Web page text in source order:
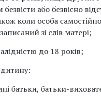
або безвісно
коли особа
зі слів матері;
до 18 років;
дитину:
батьки, батьки-